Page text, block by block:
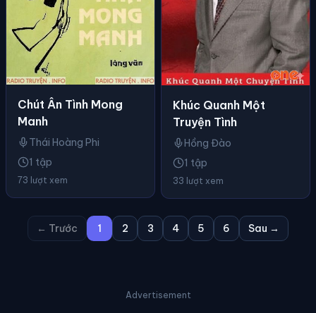
Chút Ân Tình Mong
Manh
Thái Hoàng Phi
1 tập
73 lượt xem
Khúc Quanh Một
Truyện Tình
Hồng Đào
1 tập
33 lượt xem
← Trước 1 2 3 4 5 6 Sau →
Advertisement